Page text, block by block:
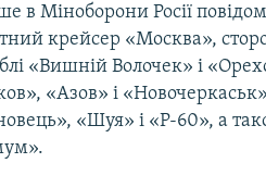
в Міноборони Росії
крейсер «Москва»,
«Вишній Волочек» і
«Азов» і
«Шуя» і «Р-60», а